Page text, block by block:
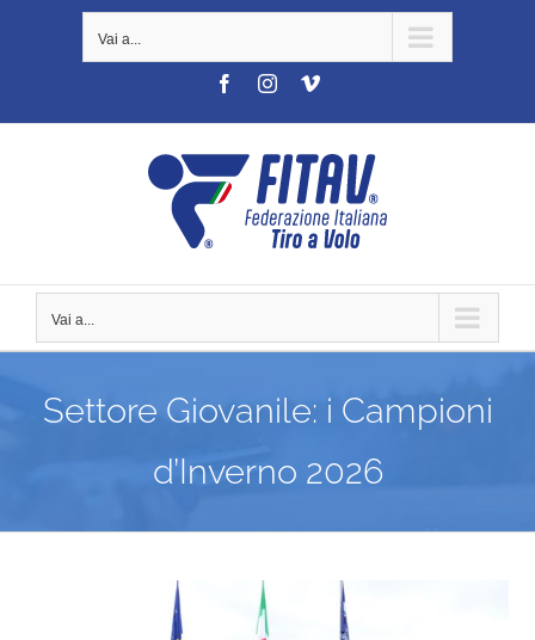
Vai a...
FacebookInstagramVimeo
Vai a...
Settore Giovanile: i Campioni
d’Inverno 2026